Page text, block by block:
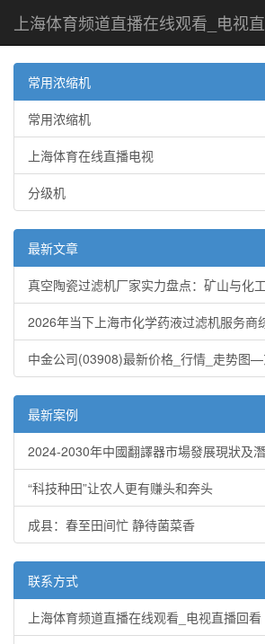
上海体育频道直播在线观看_电视
常用浓缩机
常用浓缩机
上海体育在线直播电视
分级机
最新文章
真空陶瓷过滤机厂家实力盘点：矿山与化
2026年当下上海市化学药液过滤机服务商
中金公司(03908)最新价格_行情_走势图
最新案例
2024-2030年中國翻譯器市場發展現狀及
“科技种田”让农人更有赚头和奔头
成县：春至田间忙 静待菌菜香
联系方式
上海体育频道直播在线观看_电视直播回看